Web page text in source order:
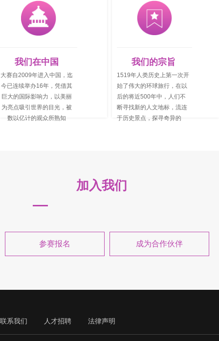
我们在中国
大赛自2009年进入中国，迄
今已连续举办16年，凭借其
巨大的国际影响力，以美丽
为亮点吸引世界的目光，被
数以亿计的观众所熟知
我们的宗旨
1519年人类历史上第一次开
始了伟大的环球旅行，在以
后的将近500年中，人们不
断寻找新的人文地标，流连
于历史景点，探寻奇异的
参赛报名 成为合作伙伴
加入我们
联系我们 人才招聘 法律声明